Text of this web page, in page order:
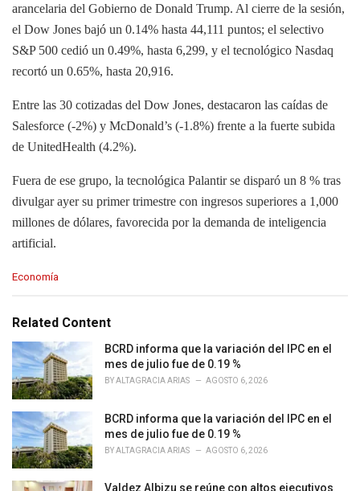
arancelaria del Gobierno de Donald Trump. Al cierre de la sesión,
el Dow Jones bajó un 0.14% hasta 44,111 puntos; el selectivo
S&P 500 cedió un 0.49%, hasta 6,299, y el tecnológico Nasdaq
recortó un 0.65%, hasta 20,916.
Entre las 30 cotizadas del Dow Jones, destacaron las caídas de
Salesforce (-2%) y McDonald’s (-1.8%) frente a la fuerte subida
de UnitedHealth (4.2%).
Fuera de ese grupo, la tecnológica Palantir se disparó un 8 % tras
divulgar ayer su primer trimestre con ingresos superiores a 1,000
millones de dólares, favorecida por la demanda de inteligencia
artificial.
C
e
o
r
i
e
:
Economía
Related Content
BCRD informa que la variación del IPC en el
mes de julio fue de 0.19 %
BYALTAGRACIA ARIAS AGOSTO 6, 2026
BCRD informa que la variación del IPC en el
mes de julio fue de 0.19 %
BYALTAGRACIA ARIAS AGOSTO 6, 2026
Valdez Albizu se reúne con altos ejecutivos